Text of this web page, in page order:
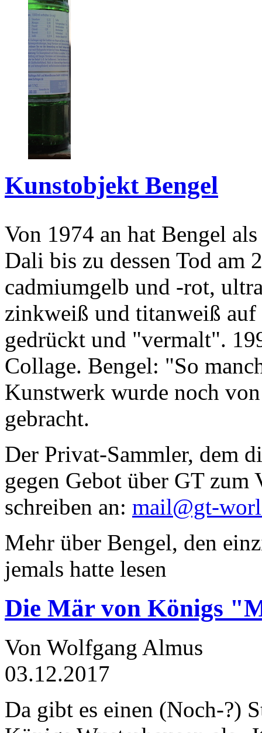
Kunstobjekt Bengel
Von 1974 an hat Bengel
Dali bis zu dessen Tod am
cadmiumgelb und -rot,
zinkweiß und titanweiß
gedrückt und "vermalt".
Collage. Bengel: "So
Kunstwerk wurde noch
gebracht.
Der Privat-Sammler, dem
gegen Gebot über GT zum
schreiben an: mail@gt-
Mehr über Bengel, den
jemals hatte lesen
Die Mär von Königs
Von Wolfgang Almus
03.12.2017
Da gibt es einen (Noch-?)